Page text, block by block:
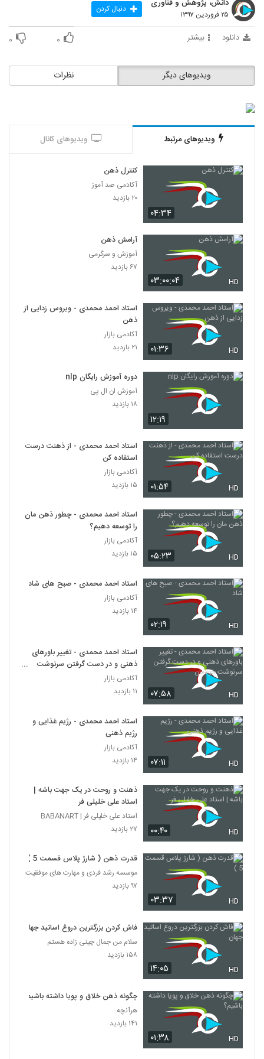
79
030081 - هدف زندگی
030082 - مشکل بی هویتی
030083 - مشکل بی هویتی
84
030084 - فلسفه ریاضی
۵۵۷ بازدید
030085 - فلسفه ریاضی
۶۷۹ بازدید
030086 - فلسفه ریاضی
87
030087 - فلسفه ریاضی
030088 - فلسفه ریاضی
۵۱۸ بازدید
030089 - فایده گرایی
90
۶۲۷ بازدید
91
030091 - فایده گرایی
۵۹۳ بازدید
030092 - منطق سری اول
93
030093 - منطق سری اول
۵۱۳ بازدید
030094 - منطق سری اول
۴۸۵ بازدید
030095 - منطق سری اول
96
030096 - منطق سری اول
030097 - منطق سری اول
۴۷۱ بازدید
030098 - منطق سری اول
99
030099 - منطق سری اول
030100 - منطق سری اول
101
030101 - منطق سری اول
۵۲۲ بازدید
دانش، پژوهش و فناوری
۲۵ فروردین ۱۳۹۷ دنبال کردن
دانلود بیشتر ۰ ۰
نظرات ویدیوهای دیگر
ویدیوهای مرتبط ویدیوهای کانال
۰۴:۳۴
کنترل ذهن
آکادمی صد آموز
۲۰ بازدید
۰۳:۰۰:۰۴ HD
آرامش ذهن
آموزش و سرگرمی
۶۷ بازدید
۰۱:۳۶ HD
استاد احمد محمدی - ویروس زدایی از
ذهن
آکادمی بازار
۲۱ بازدید
۱۲:۱۹
دوره آموزش رایگان nlp
آموزش ان ال پی
۱۸ بازدید
۰۱:۵۴ HD
استاد احمد محمدی - از ذهنت درست
استفاده کن
آکادمی بازار
۱۵ بازدید
۰۵:۲۳ HD
استاد احمد محمدی - چطور ذهن مان
را توسعه دهیم؟
آکادمی بازار
۱۵ بازدید
۰۲:۱۹ HD
استاد احمد محمدی - صبح های شاد
آکادمی بازار
۱۴ بازدید
۰۷:۵۸ HD
استاد احمد محمدی - تغییر باورهای
ذهنی و در دست گرفتن سرنوشت
خودمان
آکادمی بازار
۱۱ بازدید
۰۷:۱۱ HD
استاد احمد محمدی - رژیم غذایی و
رژیم ذهنی
آکادمی بازار
۱۴ بازدید
۰۰:۴۰ HD
ذهنت و روحت در یک جهت باشه |
استاد علی خلیلی فر
استاد علی خلیلی فر | BABANART
۲۷ بازدید
۰۳:۳۷ HD
قدرت ذهن ( شارژ پلاس قسمت 5 )
موسسه رشد فردی و مهارت های موفقیت
۹۷ بازدید
۱۴:۰۵ HD
فاش کردن بزرگترین دروغ اساتید جهان
سلام من جمال چینی زاده هستم
۱۵۸ بازدید
۰۱:۳۸ HD
چگونه ذهن خلاق و پویا داشته باشیم؟
هرآنچه
۱۴۱ بازدید